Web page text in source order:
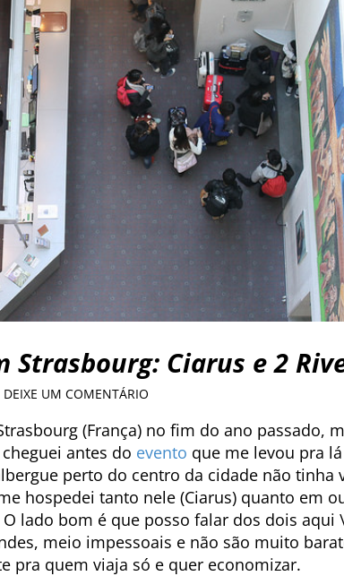
Strasbourg: Ciarus e 2
DEIXE UM COMENTÁRIO
(França) no fim do ano passado,
antes do evento que me levou pra
perto do centro da cidade não tinha
hospedei tanto nele (Ciarus) quanto em
lado bom é que posso falar dos dois aqui
meio impessoais e não são muito
pra quem viaja só e quer economizar.